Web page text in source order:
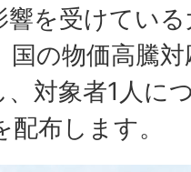
響を受けてい
国の物価高騰
、対象者1人に
布します。